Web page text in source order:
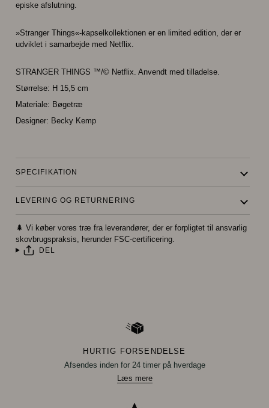
episke afslutning.
»Stranger Things«-kapselkollektionen er en limited edition, der er
udviklet i samarbejde med Netflix.
STRANGER THINGS ™/© Netflix. Anvendt med tilladelse.
Størrelse: H 15,5 cm
Materiale: Bøgetræ
Designer: Becky Kemp
SPECIFIKATION
LEVERING OG RETURNERING
🌲 Vi køber vores træ fra leverandører, der er forpligtet til ansvarlig
skovbrugspraksis, herunder FSC-certificering.
DEL
HURTIG FORSENDELSE
Afsendes inden for 24 timer på hverdage
Læs mere